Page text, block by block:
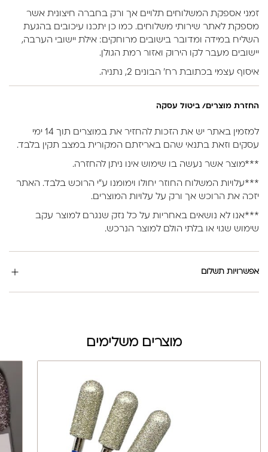
זמני אספקת המשלוחים תלויים אך ורק בחברה חיצונית אשר
מספקת לאתר שירותי משלוחים. כמו כן יתכנו עיכובים בהגעת
השליח במידה ומדובר בישובים מרוחקים: אילת יישובי הערבה,
יישובים מעבר לקו הירוק ואזור רמת הגולן.
איסוף עצמי בכתובת רח’ הבונים 2, נתניה.
החזרת מוצרים/ ביטול עסקה
למזמין באתר יש את הזכות להחזיר את במוצרים תוך 14 ימי
עסקים וזאת בתנאי שהם באריזתם המקורית במצב תקין בלבד.
***מוצר אשר נעשה בו שימוש אינו ניתן להחזרה.
***עלויות המשלוח החוזר יחולו וימומנו ע”י הרוכש בלבד. האתר
יזכה את הרוכש אך ורק על עלויות המוצרים.
***אנו לא נושאים באחריות על כל נזק שנגרם למוצר עקב
שימוש שגוי או בלתי הולם למוצר הנרכש.
אפשרויות תשלום
מוצרים משלימים